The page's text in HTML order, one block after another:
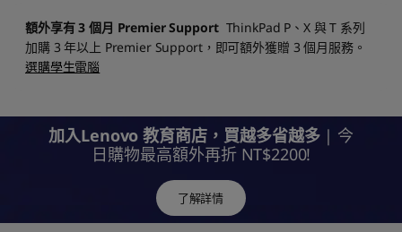
額外享有 3 個月 Premier Support ThinkPad P、X 與 T 系列
加購 3 年以上 Premier Support，即可額外獲贈 3 個月服務。
選購學生電腦
加入Lenovo 教育商店，買越多省越多| 今
日購物最高額外再折 NT$2200!
了解詳情